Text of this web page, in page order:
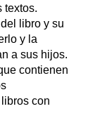
textos.
libro y su
y la
a sus hijos.
contienen
con